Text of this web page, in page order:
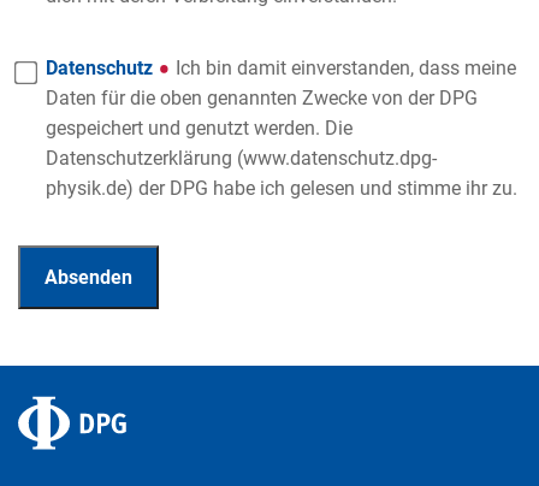
Datenschutz
Ich bin damit einverstanden, dass meine
Daten für die oben genannten Zwecke von der DPG
gespeichert und genutzt werden. Die
Datenschutzerklärung (www.datenschutz.dpg-
physik.de) der DPG habe ich gelesen und stimme ihr zu.